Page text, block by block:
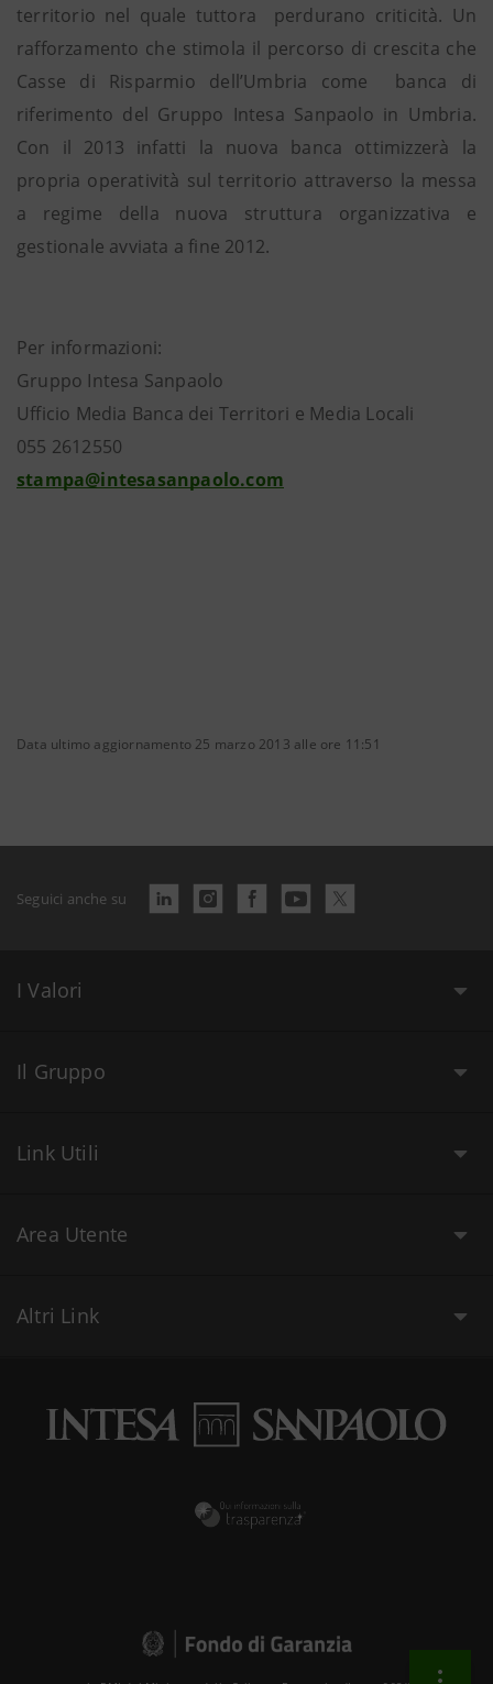
territorio nel quale tuttora perdurano criticità. Un
rafforzamento che stimola il percorso di crescita che
Casse di Risparmio dell’Umbria come banca di
riferimento del Gruppo Intesa Sanpaolo in Umbria.
Con il 2013 infatti la nuova banca ottimizzerà la
propria operatività sul territorio attraverso la messa
a regime della nuova struttura organizzativa e
gestionale avviata a fine 2012.
Per informazioni:
Gruppo Intesa Sanpaolo
Ufficio Media Banca dei Territori e Media Locali
055 2612550
stampa@intesasanpaolo.com
Data ultimo aggiornamento 25 marzo 2013 alle ore 11:51
Seguici anche su
I Valori
Il Gruppo
Link Utili
Area Utente
Altri Link